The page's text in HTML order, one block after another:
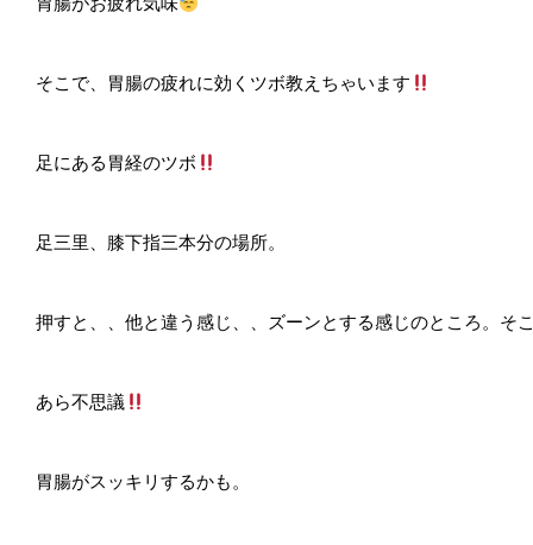
そこで、胃腸の疲れに効くツボ教えちゃいます
足にある胃経のツボ
足三里、膝下指三本分の場所。
押すと、、他と違う感じ、、ズーンとする感じのところ。そ
あら不思議
胃腸がスッキリするかも。